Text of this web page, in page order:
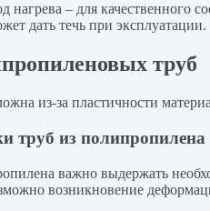
– для качественного
дать течь при эксплуатации.
труб
из-за пластичности
труб из полипропилена
важно выдержать
возникновение